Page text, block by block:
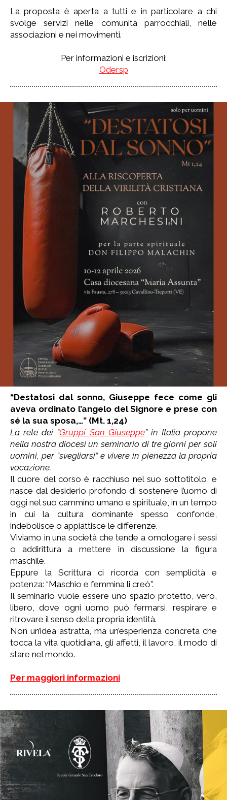
La proposta è aperta a tutti e in particolare a chi
svolge servizi nelle comunità parrocchiali, nelle
associazioni e nei movimenti.
Per informazioni e iscrizioni:
Odersp
“Destatosi dal sonno, Giuseppe fece come gli
aveva ordinato l’angelo del Signore e prese con
sé la sua sposa,…” (Mt. 1,24)
La rete dei “Gruppi San Giuseppe” in Italia propone
nella nostra diocesi un seminario di tre giorni per soli
uomini, per “svegliarsi” e vivere in pienezza la propria
vocazione.
Il cuore del corso è racchiuso nel suo sottotitolo, e
nasce dal desiderio profondo di sostenere l’uomo di
oggi nel suo cammino umano e spirituale, in un tempo
in cui la cultura dominante spesso confonde,
indebolisce o appiattisce le differenze.
Viviamo in una società che tende a omologare i sessi
o addirittura a mettere in discussione la figura
maschile.
Eppure la Scrittura ci ricorda con semplicità e
potenza: “Maschio e femmina li creò”.
Il seminario vuole essere uno spazio protetto, vero,
libero, dove ogni uomo può fermarsi, respirare e
ritrovare il senso della propria identità.
Non un’idea astratta, ma un’esperienza concreta che
tocca la vita quotidiana, gli affetti, il lavoro, il modo di
stare nel mondo.
Per maggiori informazioni